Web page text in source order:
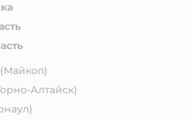
(Майкоп)
Алтайск)